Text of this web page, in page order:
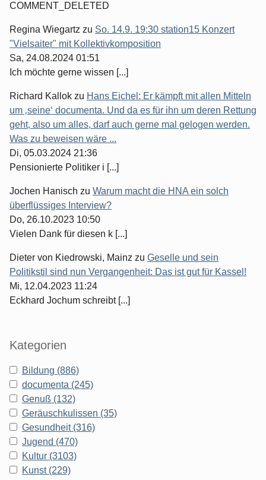
COMMENT_DELETED
Regina Wiegartz zu So. 14.9. 19:30 station15 Konzert
"Vielsaiter" mit Kollektivkomposition
Sa, 24.08.2024 01:51
Ich möchte gerne wissen [...]
Richard Kallok zu Hans Eichel: Er kämpft mit allen Mitteln
um ‚seine‘ documenta. Und da es für ihn um deren Rettung
geht, also um alles, darf auch gerne mal gelogen werden.
Was zu beweisen wäre ...
Di, 05.03.2024 21:36
Pensionierte Politiker i [...]
Jochen Hanisch zu Warum macht die HNA ein solch
überflüssiges Interview?
Do, 26.10.2023 10:50
Vielen Dank für diesen k [...]
Dieter von Kiedrowski, Mainz zu Geselle und sein
Politikstil sind nun Vergangenheit: Das ist gut für Kassel!
Mi, 12.04.2023 11:24
Eckhard Jochum schreibt [...]
Kategorien
Bildung (886)
documenta (245)
Genuß (132)
Geräuschkulissen (35)
Gesundheit (316)
Jugend (470)
Kultur (3103)
Kunst (229)